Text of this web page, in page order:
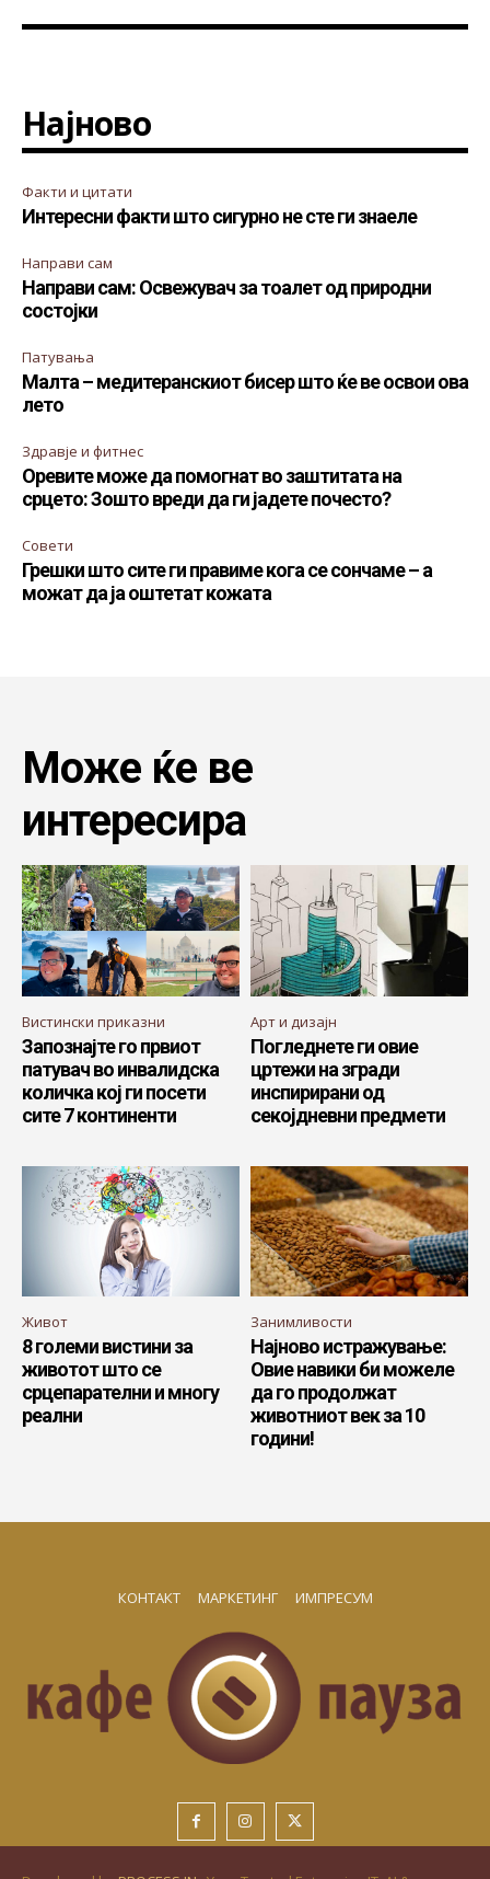
Најново
Факти и цитати
Интересни факти што сигурно не сте ги знаеле
Направи сам
Направи сам: Освежувач за тоалет од природни
состојки
Патувања
Малта – медитеранскиот бисер што ќе ве освои ова
лето
Здравје и фитнес
Оревите може да помогнат во заштитата на
срцето: Зошто вреди да ги јадете почесто?
Совети
Грешки што сите ги правиме кога се сончаме – а
можат да ја оштетат кожата
Може ќе ве
интересира
Вистински приказни
Запознајте го првиот
патувач во инвалидска
количка кој ги посети
сите 7 континенти
Арт и дизајн
Погледнете ги овие
цртежи на згради
инспирирани од
секојдневни предмети
Живот
8 големи вистини за
животот што се
срцепарателни и многу
реални
Занимливости
Најново истражување:
Овие навики би можеле
да го продолжат
животниот век за 10
години!
КОНТАКТ МАРКЕТИНГ ИМПРЕСУМ